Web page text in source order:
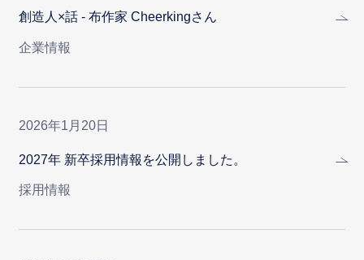
創造人×話 - 布作家 Cheerkingさん
企業情報
2026年1月20日
2027年 新卒採用情報を公開しました。
採用情報